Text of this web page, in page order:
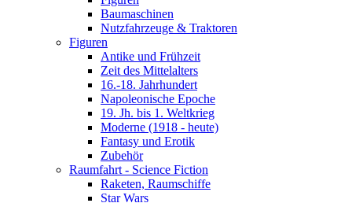
Baumaschinen
Nutzfahrzeuge & Traktoren
Figuren
Antike und Frühzeit
Zeit des Mittelalters
16.-18. Jahrhundert
Napoleonische Epoche
19. Jh. bis 1. Weltkrieg
Moderne (1918 - heute)
Fantasy und Erotik
Zubehör
Raumfahrt - Science Fiction
Raketen, Raumschiffe
Star Wars